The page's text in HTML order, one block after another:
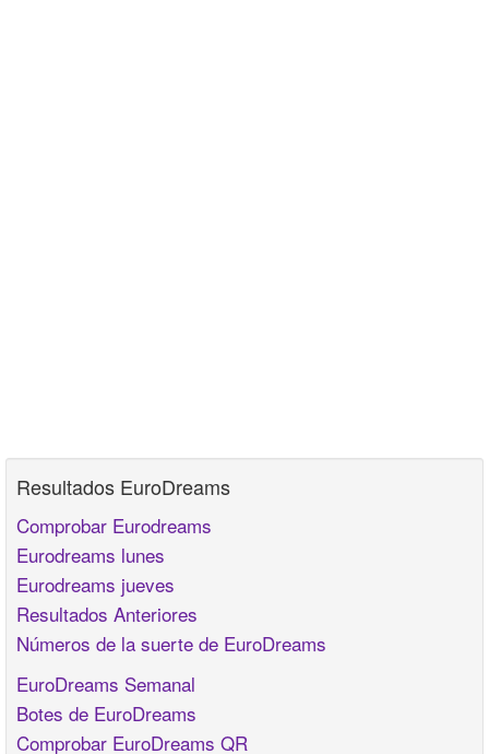
Resultados EuroDreams
Comprobar Eurodreams
Eurodreams lunes
Eurodreams jueves
Resultados Anteriores
Números de la suerte de EuroDreams
EuroDreams Semanal
Botes de EuroDreams
Comprobar EuroDreams QR